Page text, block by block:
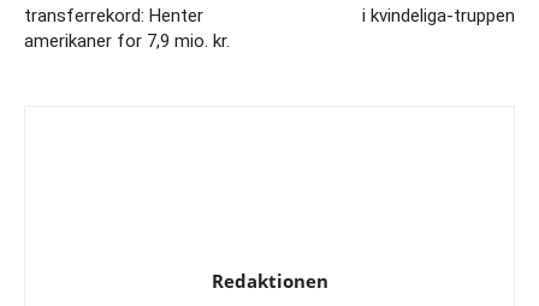
transferrekord: Henter
amerikaner for 7,9 mio. kr.
i kvindeliga-truppen
Redaktionen